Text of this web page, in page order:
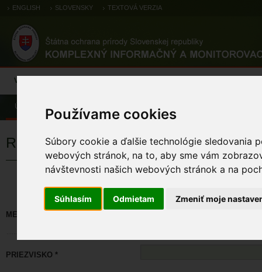
Používame cookies
Súbory cookie a ďalšie technológie sledovania
webových stránok, na to, aby sme vám
návštevnosti našich webových stránok a na
Súhlasím Odmietam Zmeniť moje
ENGLISH SLOVENSKY TEXTOVÁ VERZIA
Výsledky monitoringu
Úvod
Registrácia
Políčka označené * sú
MENO *
PRIEZVISKO *